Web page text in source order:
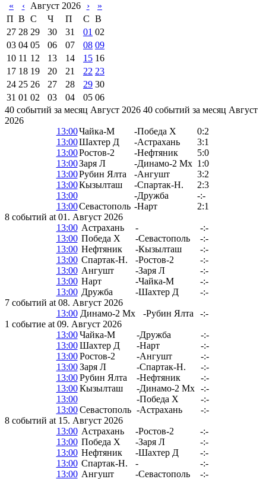
« ‹ Август 2026 ›
»
П В С Ч П С В
27 28 29 30 31 01 02
03 04 05 06 07 08 09
10 11 12 13 14 15 16
17 18 19 20 21 22 23
24 25 26 27 28 29 30
31 01 02 03 04 05 06
40 событий за месяц Август 2026 40 событий за месяц Август
2026
13:00Чайка-М -Победа Х
0:2
13:00Шахтер Д -Астрахань
3:1
13:00Ростов-2 -Нефтяник
5:0
13:00Заря Л -Динамо-2 Мх 1:0
13:00Рубин Ялта -Ангушт
3:2
13:00Кызылташ -Спартак-Н.
2:3
13:00
-Дружба
-:-
13:00Севастополь -Нарт
2:1
8 событий at 01. Август 2026
13:00 Астрахань -
-:-
13:00 Победа Х -Севастополь
-:-
13:00 Нефтяник -Кызылташ
-:-
13:00 Спартак-Н. -Ростов-2
-:-
13:00 Ангушт -Заря Л
-:-
13:00 Нарт -Чайка-М
-:-
13:00 Дружба -Шахтер Д
-:-
7 событий at 08. Август 2026
13:00 Динамо-2 Мх -Рубин Ялта
-:-
1 событие at 09. Август 2026
13:00 Чайка-М -Дружба
-:-
13:00 Шахтер Д -Нарт
-:-
13:00 Ростов-2 -Ангушт
-:-
13:00 Заря Л -Спартак-Н.
-:-
13:00 Рубин Ялта -Нефтяник
-:-
13:00 Кызылташ -Динамо-2 Мх
-:-
13:00
-Победа Х
-:-
13:00 Севастополь -Астрахань
-:-
8 событий at 15. Август 2026
13:00 Астрахань -Ростов-2
-:-
13:00 Победа Х -Заря Л
-:-
13:00 Нефтяник -Шахтер Д
-:-
13:00 Спартак-Н. -
-:-
13:00 Ангушт -Севастополь
-:-